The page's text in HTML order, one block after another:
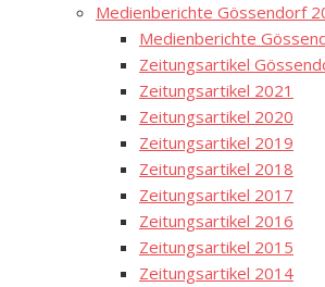
Medienberichte Gössendorf
Medienberichte
Zeitungsartikel
Zeitungsartikel 2021
Zeitungsartikel 2020
Zeitungsartikel 2019
Zeitungsartikel 2018
Zeitungsartikel 2017
Zeitungsartikel 2016
Zeitungsartikel 2015
Zeitungsartikel 2014